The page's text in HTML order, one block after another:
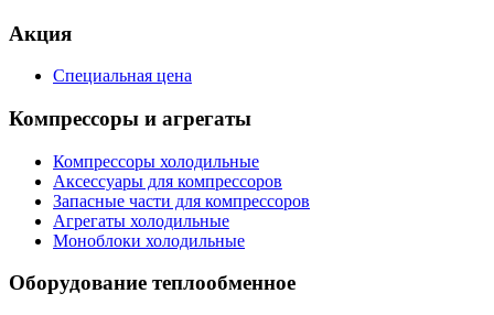
Акция
Специальная цена
Компрессоры и агрегаты
Компрессоры холодильные
Аксессуары для компрессоров
Запасные части для компрессоров
Агрегаты холодильные
Моноблоки холодильные
Оборудование теплообменное